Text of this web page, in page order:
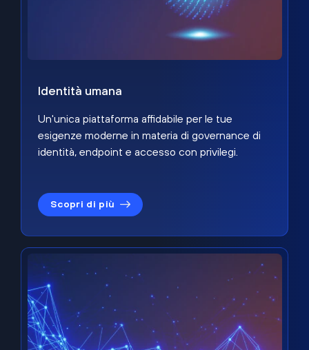
Identità umana
Un'unica piattaforma affidabile per le tue
esigenze moderne in materia di governance di
identità, endpoint e accesso con privilegi.
Scopri di più